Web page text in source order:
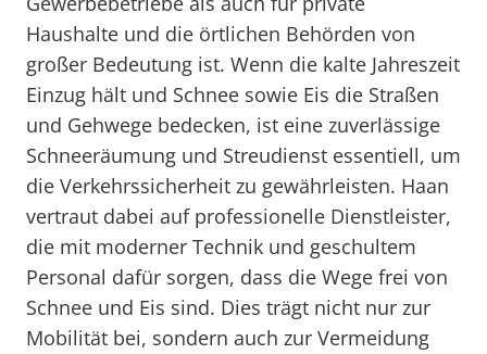
Haushalte und die örtlichen Behörden von
großer Bedeutung ist. Wenn die kalte Jahreszeit
Einzug hält und Schnee sowie Eis die Straßen
und Gehwege bedecken, ist eine zuverlässige
Schneeräumung und Streudienst essentiell, um
die Verkehrssicherheit zu gewährleisten. Haan
vertraut dabei auf professionelle Dienstleister,
die mit moderner Technik und geschultem
Personal dafür sorgen, dass die Wege frei von
Schnee und Eis sind. Dies trägt nicht nur zur
Mobilität bei, sondern auch zur Vermeidung